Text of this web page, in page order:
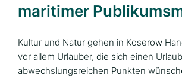
maritimer
Kultur und Natur gehen in Koserow
vor allem Urlauber, die sich einen
abwechslungsreichen Punkten